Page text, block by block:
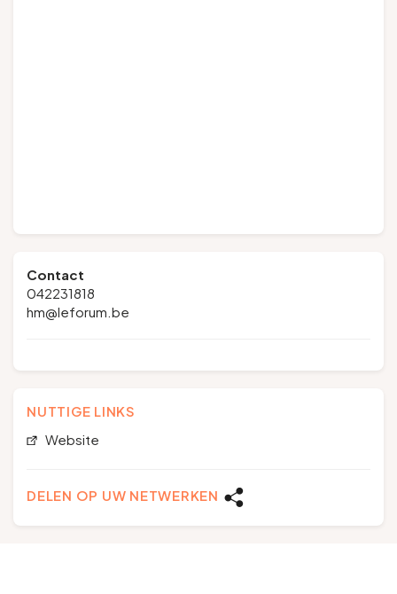
Contact
042231818
hm@leforum.be
NUTTIGE LINKS
Website
DELEN OP UW NETWERKEN